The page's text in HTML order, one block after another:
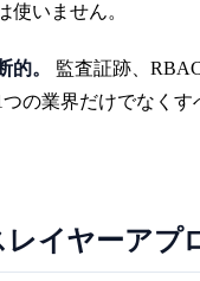
使いません。
的。
監査証跡、
の業界だけでなくす
レイヤーアプ